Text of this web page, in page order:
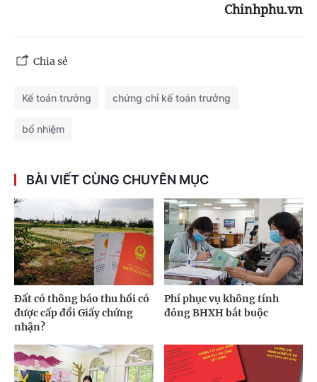
Chinhphu.vn
Chia sẻ
Kế toán trưởng chứng chỉ kế toán trưởng
bổ nhiệm
BÀI VIẾT CÙNG CHUYÊN MỤC
Đất có thông báo thu hồi có
được cấp đổi Giấy chứng
nhận?
Phí phục vụ không tính
đóng BHXH bắt buộc